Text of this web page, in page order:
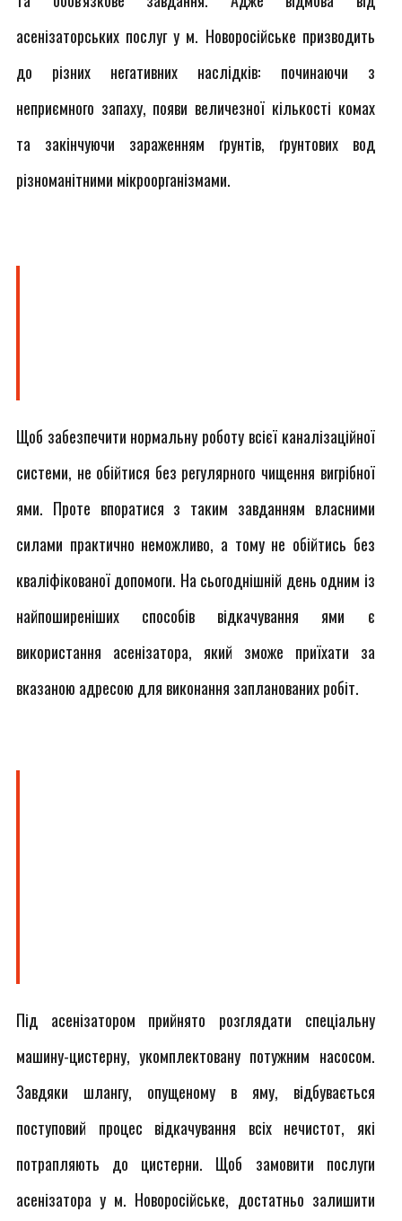
асенізаторських послуг у м. Новоросійське призводить
до різних негативних наслідків: починаючи з
неприємного запаху, появи величезної кількості комах
та закінчуючи зараженням ґрунтів, ґрунтових вод
різноманітними мікроорганізмами.
Щоб забезпечити нормальну роботу всієї каналізаційної
системи, не обійтися без регулярного чищення вигрібної
ями. Проте впоратися з таким завданням власними
силами практично неможливо, а тому не обійтись без
кваліфікованої допомоги. На сьогоднішній день одним із
найпоширеніших способів відкачування ями є
використання асенізатора, який зможе приїхати за
вказаною адресою для виконання запланованих робіт.
Під асенізатором прийнято розглядати спеціальну
машину-цистерну, укомплектовану потужним насосом.
Завдяки шлангу, опущеному в яму, відбувається
поступовий процес відкачування всіх нечистот, які
потрапляють до цистерни. Щоб замовити послуги
асенізатора у м. Новоросійське, достатньо залишити